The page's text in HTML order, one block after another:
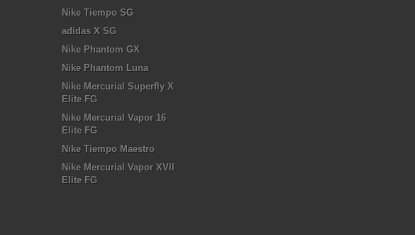
Nike Tiempo SG
adidas X SG
Nike Phantom GX
Nike Phantom Luna
Nike Mercurial Superfly X
Elite FG
Nike Mercurial Vapor 16
Elite FG
Nike Tiempo Maestro
Nike Mercurial Vapor XVII
Elite FG